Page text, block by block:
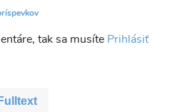
tak sa musíte Prihlásiť
Fulltext